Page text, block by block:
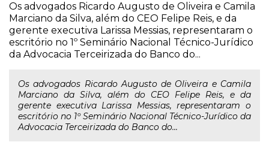
Os advogados Ricardo Augusto de Oliveira e Camila
Marciano da Silva, além do CEO Felipe Reis, e da
gerente executiva Larissa Messias, representaram o
escritório no 1º Seminário Nacional Técnico-Jurídico
da Advocacia Terceirizada do Banco do...
Os advogados Ricardo Augusto de Oliveira e Camila
Marciano da Silva, além do CEO Felipe Reis, e da
gerente executiva Larissa Messias, representaram o
escritório no 1º Seminário Nacional Técnico-Jurídico da
Advocacia Terceirizada do Banco do...